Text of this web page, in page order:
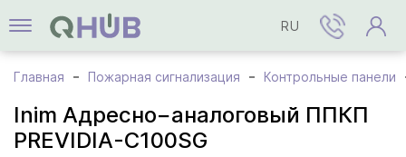
RU
Главная Пожарная сигнализация Контрольные панели
Inim Адресно−аналоговый ППКП
PREVIDIA-C100SG